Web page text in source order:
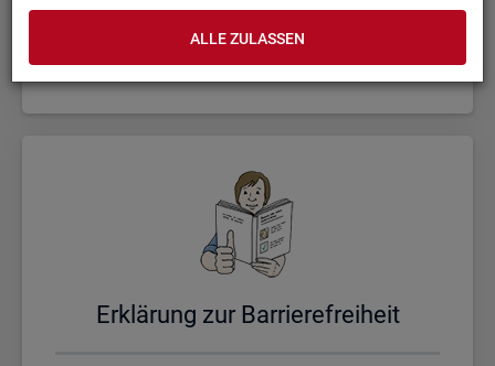
ALLE ZULASSEN
Er­klä­rung zur Bar­rie­re­frei­heit